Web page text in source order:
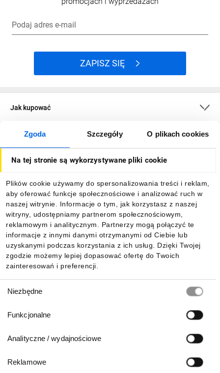
Zgoda Szczegóły O plikach cookies
Na tej stronie są wykorzystywane pliki cookie
Plików cookie używamy do spersonalizowania treści i reklam,
aby oferować funkcje społecznościowe i analizować ruch w
naszej witrynie. Informacje o tym, jak korzystasz z naszej
witryny, udostępniamy partnerom społecznościowym,
reklamowym i analitycznym. Partnerzy mogą połączyć te
informacje z innymi danymi otrzymanymi od Ciebie lub
uzyskanymi podczas korzystania z ich usług. Dzięki Twojej
zgodzie możemy lepiej dopasować ofertę do Twoich
zainteresowań i preferencji.
zgody
Niezbędne
Funkcjonalne
Analityczne / wydajnościowe
Reklamowe
Podaj adres e-mail
ZAPISZ SIĘ
Jak kupować
O firmie
Informacje
Pobierz naszą aplikację mobilną: